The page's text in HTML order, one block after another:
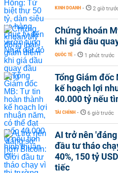
KINH DOANH - 2 giờ
Chứng khoán
khi giá dầu
QUỐC TẾ - 1 phút trước
Tổng Giám đốc
kế hoạch lợi
40.000 tỷ nếu
TÀI CHÍNH - 6 giờ trước
AI trở nên
đầu tư tháo
40%, 150 tỷ
tiếc